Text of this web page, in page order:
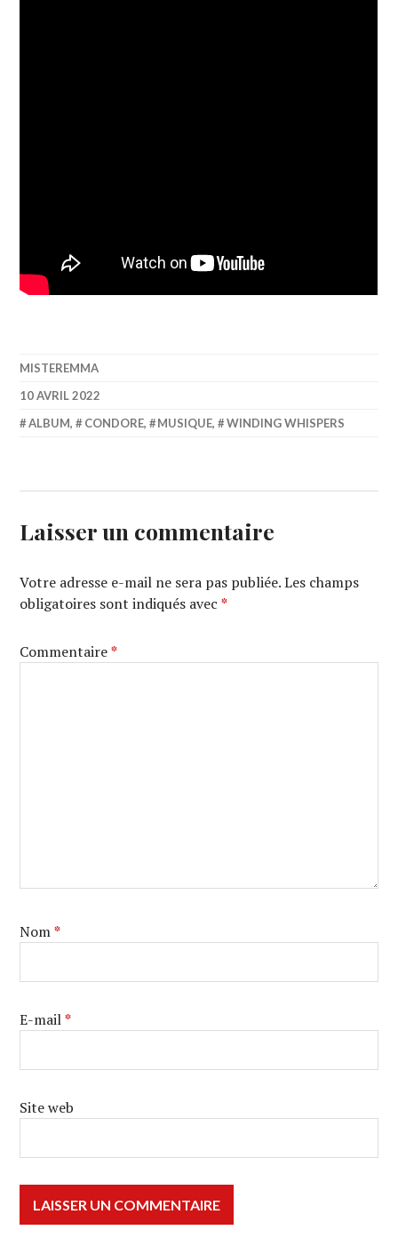
MISTEREMMA
10 AVRIL 2022
ALBUM, CONDORE, MUSIQUE, WINDING WHISPERS
Laisser un commentaire
Votre adresse e-mail ne sera pas publiée. Les champs
obligatoires sont indiqués avec*
Commentaire*
Nom*
E-mail*
Site web